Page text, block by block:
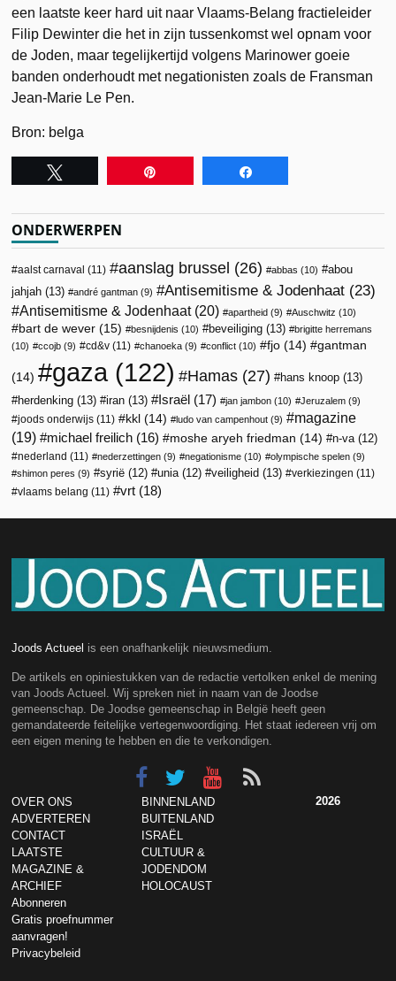
een laatste keer hard uit naar Vlaams-Belang fractieleider
Filip Dewinter die het in zijn tussenkomst wel opnam voor
de Joden, maar tegelijkertijd volgens Marinower goeie
banden onderhoudt met negationisten zoals de Fransman
Jean-Marie Le Pen.
Bron: belga
ONDERWERPEN
aalst carnaval (11) aanslag brussel (26) abbas (10)
abou
jahjah (13) andré gantman (9) Antisemitisme & Jodenhaat (23)
Antisemitisme & Jodenhaat(20) apartheid (9) Auschwitz (10)
bart de wever (15) besnijdenis (10) beveiliging (13)
brigitte herremans
(10)
ccojb (9) cd&v (11) chanoeka (9) conflict (10) fjo (14) gantman
(14) gaza (122) Hamas (27) hans knoop (13)
herdenking (13) iran (13) Israël (17) jan jambon (10) Jeruzalem (9)
joods onderwijs (11) kkl (14) ludo van campenhout (9)
magazine
(19)
michael freilich (16) moshe aryeh friedman (14) n-va (12)
nederland (11) nederzettingen (9) negationisme (10) olympische spelen (9)
shimon peres (9) syrië (12) unia (12) veiligheid (13) verkiezingen (11)
vlaams belang (11) vrt (18)
Joods Actueel is een onafhankelijk nieuwsmedium.
De artikels en opiniestukken van de redactie vertolken enkel de mening
van Joods Actueel. Wij spreken niet in naam van de Joodse
gemeenschap. De Joodse gemeenschap in België heeft geen
gemandateerde feitelijke vertegenwoordiging. Het staat iedereen vrij om
een eigen mening te hebben en die te verkondigen.
OVER ONS
ADVERTEREN
CONTACT
LAATSTE
MAGAZINE &
ARCHIEF
Abonneren
Gratis proefnummer
aanvragen!
Privacybeleid
BINNENLAND
BUITENLAND
ISRAËL
CULTUUR &
JODENDOM
HOLOCAUST
2026